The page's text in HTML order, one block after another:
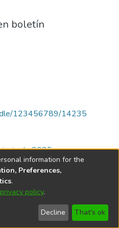
boletín
123456789/14235
de 2025
de Córdoba
information for the
Preferences,
.
privacy policy.
Decline That's ok